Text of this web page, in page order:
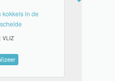
kokkels in de
VLIZ